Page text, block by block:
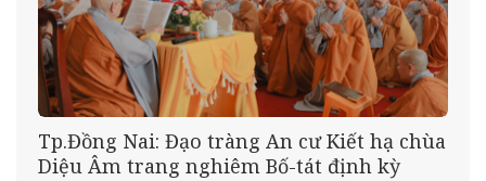
Tp.Đồng Nai: Đạo tràng An cư Kiết hạ chùa
Diệu Âm trang nghiêm Bố-tát định kỳ